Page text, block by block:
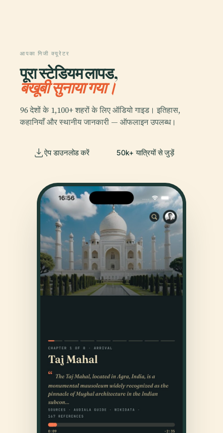
आपका निजी क्यूरेटर
पूरा स्टेडियम लापड,
बखूबी सुनाया गया।
96 देशों के 1,100+ शहरों के लिए ऑडियो गाइड। इतिहास,
कहानियाँ और स्थानीय जानकारी — ऑफलाइन उपलब्ध।
ऐप डाउनलोड करें 50k+ यात्रियों से जुड़ें